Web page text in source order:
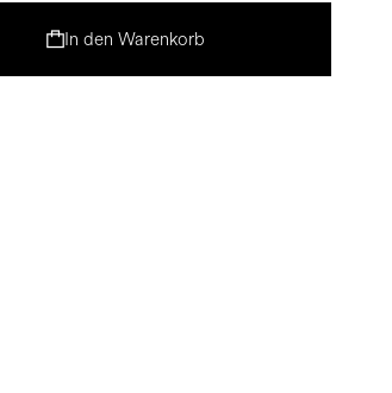
In den Warenkorb